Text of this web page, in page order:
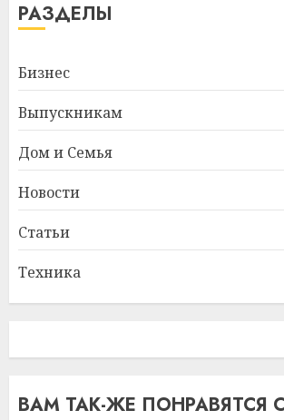
РАЗДЕЛЫ
Бизнес
Выпускникам
Дом и Семья
Новости
Статьи
Техника
ВАМ ТАК-ЖЕ ПОНРАВЯТСЯ